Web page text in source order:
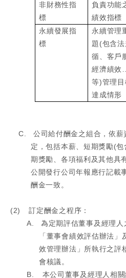
非財務性指
標
負責功能
績效指標
永續發展指
標
永續管理
題 (包含法
循、客戶
經濟績效
等)管理目
達成情形
C.
公司給付酬金之組合，依
定，包括本薪、短期獎勵(包
期獎勵、各項福利及其他具
公開發行公司年報應行記載
酬金一致。
(2)
訂定酬金之程序：
A.
為定期評估董事及經理人
「董事會績效評估辦法
效管理辦法」所執行之評
會核議。
B.
本公司董事及經理人相